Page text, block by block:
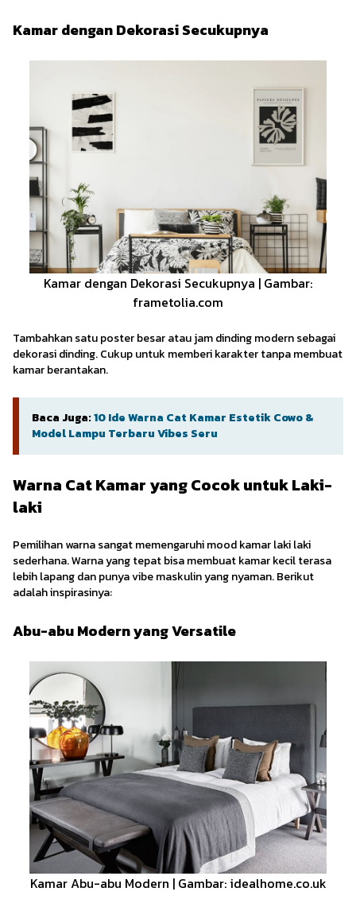
Kamar dengan Dekorasi Secukupnya
Kamar dengan Dekorasi Secukupnya | Gambar:
frametolia.com
Tambahkan satu poster besar atau jam dinding modern sebagai
dekorasi dinding. Cukup untuk memberi karakter tanpa membuat
kamar berantakan.
Baca Juga:10 Ide Warna Cat Kamar Estetik Cowo &
Model Lampu Terbaru Vibes Seru
Warna Cat Kamar yang Cocok untuk Laki-
laki
Pemilihan warna sangat memengaruhi mood kamar laki laki
sederhana. Warna yang tepat bisa membuat kamar kecil terasa
lebih lapang dan punya vibe maskulin yang nyaman. Berikut
adalah inspirasinya:
Abu-abu Modern yang Versatile
Kamar Abu-abu Modern | Gambar: idealhome.co.uk